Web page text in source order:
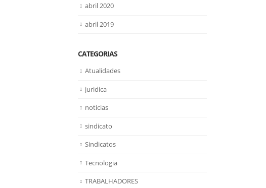
abril 2020
abril 2019
CATEGORIAS
Atualidades
juridica
noticias
sindicato
Sindicatos
Tecnologia
TRABALHADORES